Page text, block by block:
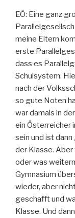
EÖ: Eine ganz
meine Eltern
erste
dass es
Schulsystem.
nach der
so gute Noten
war damals in
ein Österreicher
sein und ist
der Klasse.
oder was
Gymnasium
wieder, aber
geschafft und
Klasse. Und